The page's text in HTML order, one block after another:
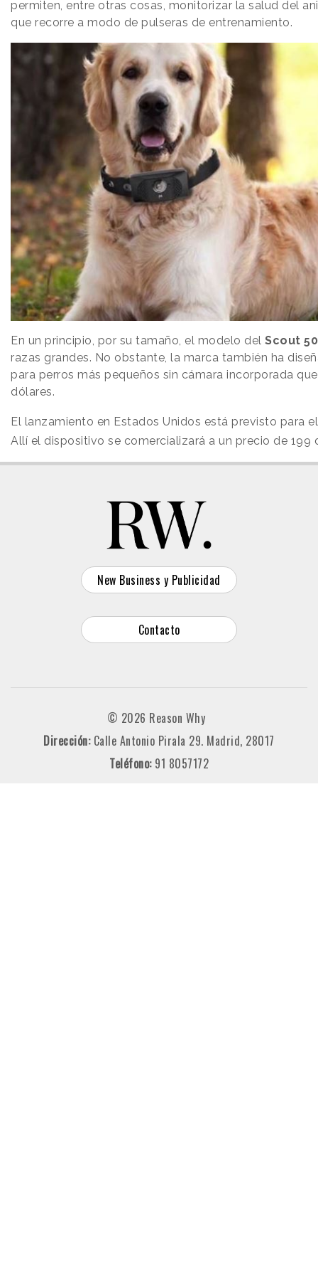
permiten, entre otras cosas, monitorizar la salud del
que recorre a modo de pulseras de entrenamiento.
En un principio, por su tamaño, el modelo del Scout
razas grandes. No obstante, la marca también ha
para perros más pequeños sin cámara incorporada
dólares.
El lanzamiento en Estados Unidos está previsto para
Allí el dispositivo se comercializará a un precio de 199
New Business y Publicidad
Contacto
© 2026 Reason Why
Dirección: Calle Antonio Pirala 29. Madrid, 28017
Teléfono: 91 8057172